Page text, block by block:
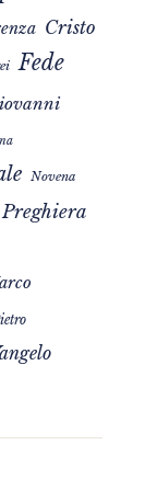
Cristo
Fede
Novena
Preghiera